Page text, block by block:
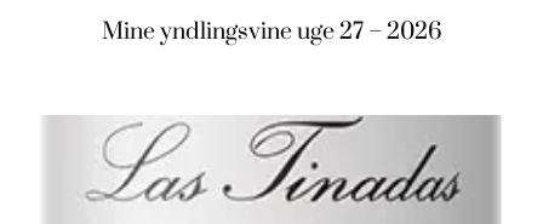
Mine yndlingsvine uge 27 – 2026